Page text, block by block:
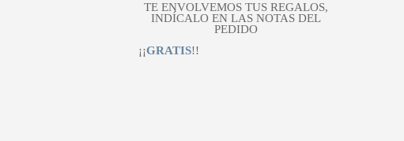
TE ENVOLVEMOS TUS REGALOS,
INDÍCALO EN LAS NOTAS DEL
PEDIDO
¡¡GRATIS!!